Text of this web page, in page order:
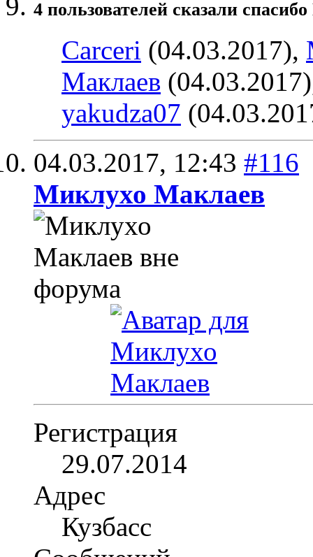
4 пользователей сказали
Carceri (04.03.2017),
Маклаев
yakudza07
04.03.2017, 12:43 #116
Миклухо Маклаев
Регистрация
29.07.2014
Адрес
Кузбасс